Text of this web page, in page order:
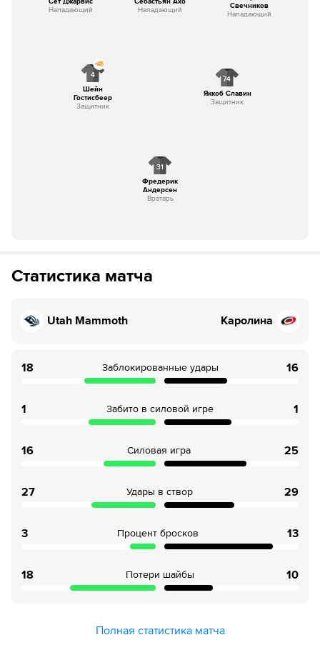
31
Фредерик
Андерсен
Вратарь
4
Шейн
Гостисбеер
Защитник
74
Яккоб Славин
Защитник
Нападающий
Нападающий
Свечников
Нападающий
Статистика матча
Utah Mammoth Каролина
18 Заблокированные удары 16
1 Забито в силовой игре 1
16 Силовая игра 25
27 Удары в створ 29
3 Процент бросков 13
18 Потери шайбы 10
Полная статистика матча